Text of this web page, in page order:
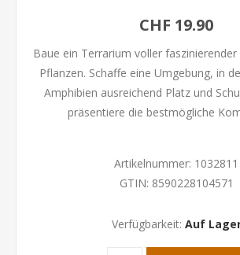
CHF 19.90
Baue ein Terrarium voller
Pflanzen. Schaffe eine Umgebung, in
Amphibien ausreichend Platz und
präsentiere die bestmögliche
Artikelnummer: 1032811
GTIN: 8590228104571
Verfügbarkeit: Auf